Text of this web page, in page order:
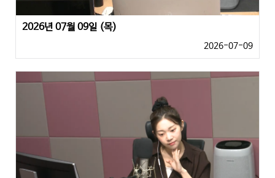
2026년 07월 09일 (목)
2026-07-09